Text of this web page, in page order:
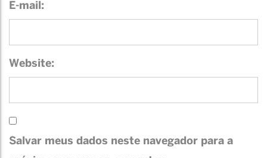
E-mail:
Website:
Salvar meus dados neste navegador para a